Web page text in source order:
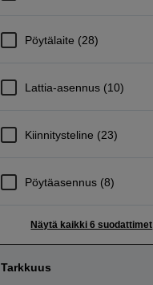
Pöytälaite (28)
Lattia-asennus (10)
Kiinnitysteline (23)
Pöytäasennus (8)
Näytä kaikki 6 suodattimet
Tarkkuus